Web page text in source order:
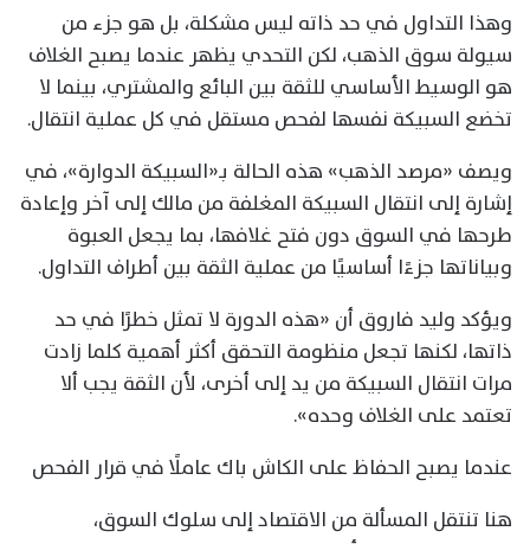
وهذا التداول في حد ذاته ليس مشكلة، بل هو جزء من
سيولة سوق الذهب، لكن التحدي يظهر عندما يصبح الغلاف
هو الوسيط الأساسي للثقة بين البائع والمشتري، بينما لا
تخضع السبيكة نفسها لفحص مستقل في كل عملية انتقال.
ويصف «مرصد الذهب» هذه الحالة بـ«السبيكة الدوارة»، في
إشارة إلى انتقال السبيكة المغلفة من مالك إلى آخر وإعادة
طرحها في السوق دون فتح غلافها، بما يجعل العبوة
وبياناتها جزءًا أساسيًا من عملية الثقة بين أطراف التداول.
ويؤكد وليد فاروق أن «هذه الدورة لا تمثل خطرًا في حد
ذاتها، لكنها تجعل منظومة التحقق أكثر أهمية كلما زادت
مرات انتقال السبيكة من يد إلى أخرى، لأن الثقة يجب ألا
تعتمد على الغلاف وحده».
عندما يصبح الحفاظ على الكاش باك عاملًا في قرار الفحص
هنا تنتقل المسألة من الاقتصاد إلى سلوك السوق،